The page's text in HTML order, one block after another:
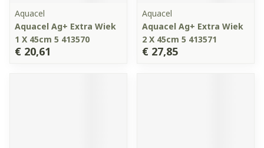
Aquacel
Aquacel Ag+ Extra Wiek
1 X 45cm 5 413570
€ 20,61
Aquacel
Aquacel Ag+ Extra Wiek
2 X 45cm 5 413571
€ 27,85